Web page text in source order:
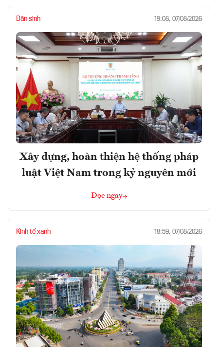
Dân sinh 19:08, 07/08/2026
Xây dựng, hoàn thiện hệ thống pháp
luật Việt Nam trong kỷ nguyên mới
Đọc ngay
Kinh tế xanh 18:59, 07/08/2026